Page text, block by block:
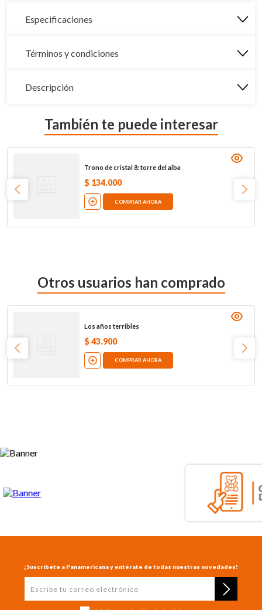
Especificaciones
Términos y condiciones
Descripción
También te puede interesar
Trono de cristal 8: torre del alba
$ 134.000
COMPRAR AHORA
Otros usuarios han comprado
Los años terribles
$ 43.900
COMPRAR AHORA
¡Suscríbete a Panamericana y entérate de todas nuestras novedades!